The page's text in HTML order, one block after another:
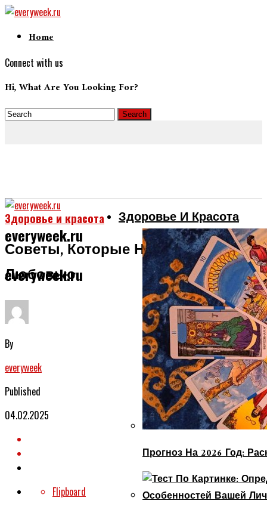
Home
Connect with us
Hi, What Are You Looking For?
everyweek.ru
everyweek.ru
Здоровье И Красота
Прогноз На 2026 Год:
Здоровье и красота
Советы, Которые Наполнят Вас
Любовью
By
everyweek
Published
04.02.2025
Flipboard